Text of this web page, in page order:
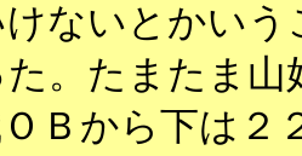
ないとかい
。たまたま
Ｂから下は２